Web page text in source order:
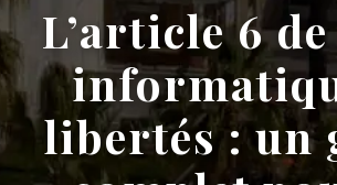
L’article 6
libertés : un